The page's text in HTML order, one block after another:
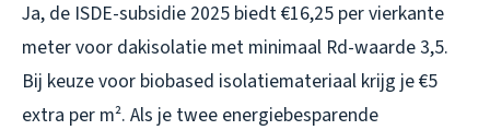
Ja, de ISDE-subsidie 2025 biedt €16,25 per vierkante
meter voor dakisolatie met minimaal Rd-waarde 3,5.
Bij keuze voor biobased isolatiemateriaal krijg je €5
extra per m². Als je twee energiebesparende